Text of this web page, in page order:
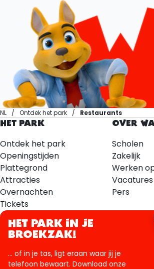
NL Ontdek het park
Restaurants
HET PARK
Ontdek het park
Openingstijden
Plattegrond
Attracties
Overnachten
Tickets
OVER
Scholen
Zakelijk
Werken
Vacatures
Pers
HET PARK IN JE
BROEKZAK!
... of in je tas, ligt eraan waar jij je
telefoon bewaart. Download onze